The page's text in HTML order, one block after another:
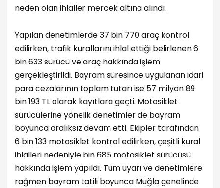
neden olan ihlaller mercek altına alındı.
Yapılan denetimlerde 37 bin 770 araç kontrol
edilirken, trafik kurallarını ihlal ettiği belirlenen 6
bin 633 sürücü ve araç hakkında işlem
gerçekleştirildi. Bayram süresince uygulanan idari
para cezalarının toplam tutarı ise 57 milyon 89
bin 193 TL olarak kayıtlara geçti. Motosiklet
sürücülerine yönelik denetimler de bayram
boyunca aralıksız devam etti. Ekipler tarafından
6 bin 133 motosiklet kontrol edilirken, çeşitli kural
ihlalleri nedeniyle bin 685 motosiklet sürücüsü
hakkında işlem yapıldı. Tüm uyarı ve denetimlere
rağmen bayram tatili boyunca Muğla genelinde